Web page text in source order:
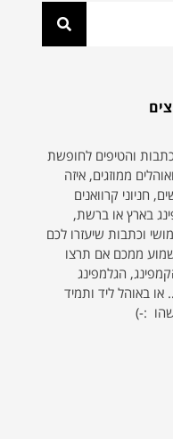
והטיפים לחופשת
ממוזגים, איזה
חניוני קרוואנים
בארץ או ברשת,
וכתבות שיעזרו לכם
ממכם אם תרצו
הגלמפינג
או באוהל ליד ותמיד
:-)